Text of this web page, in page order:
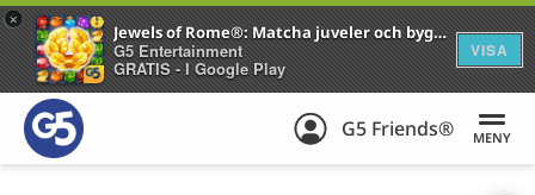
Jewels of Rome®: Matcha juveler och bygg staden
G5 Entertainment
GRATIS - I Google Play
VISA
+
G5 Friends® MENY